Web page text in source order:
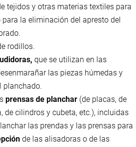
tejidos y otras materias textiles para
la eliminación del apresto del
rodillos.
que se utilizan en las
las piezas húmedas y
planchado.
prensas de planchar (de placas, de
de cilindros y cubeta, etc.), incluidas
las prendas y las prensas para
de las alisadoras o de las